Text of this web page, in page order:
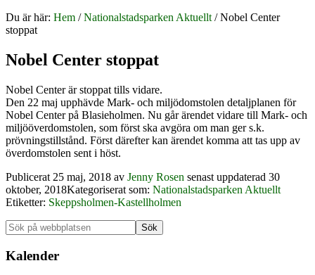
Du är här: Hem / Nationalstadsparken Aktuellt /Nobel Center
stoppat
Nobel Center stoppat
Nobel Center är stoppat tills vidare.
Den 22 maj upphävde Mark- och miljödomstolen detaljplanen för
Nobel Center på Blasieholmen. Nu går ärendet vidare till Mark- och
miljööverdomstolen, som först ska avgöra om man ger s.k.
prövningstillstånd. Först därefter kan ärendet komma att tas upp av
överdomstolen sent i höst.
Publicerat 25 maj, 2018 av Jenny Rosen senast uppdaterad 30
oktober, 2018Kategoriserat som: Nationalstadsparken Aktuellt
Etiketter: Skeppsholmen-Kastellholmen
Primärt
sidofält
Sök
på
webbplatsen
Kalender